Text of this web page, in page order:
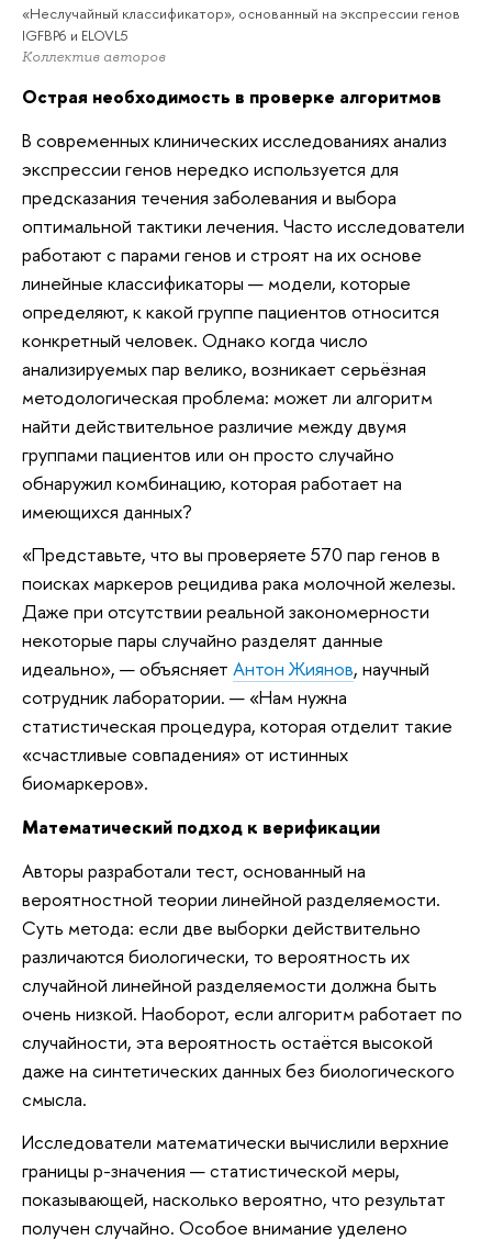
«Неслучайный классификатор», основанный на экспрессии генов
IGFBP6 и ELOVL5
Коллектив авторов
Острая необходимость в проверке алгоритмов
В современных клинических исследованиях анализ
экспрессии генов нередко используется для
предсказания течения заболевания и выбора
оптимальной тактики лечения. Часто исследователи
работают с парами генов и строят на их основе
линейные классификаторы — модели, которые
определяют, к какой группе пациентов относится
конкретный человек. Однако когда число
анализируемых пар велико, возникает серьёзная
методологическая проблема: может ли алгоритм
найти действительное различие между двумя
группами пациентов или он просто случайно
обнаружил комбинацию, которая работает на
имеющихся данных?
«Представьте, что вы проверяете 570 пар генов в
поисках маркеров рецидива рака молочной железы.
Даже при отсутствии реальной закономерности
некоторые пары случайно разделят данные
идеально», — объясняет Антон Жиянов, научный
сотрудник лаборатории. — «Нам нужна
статистическая процедура, которая отделит такие
«счастливые совпадения» от истинных
биомаркеров».
Математический подход к верификации
Авторы разработали тест, основанный на
вероятностной теории линейной разделяемости.
Суть метода: если две выборки действительно
различаются биологически, то вероятность их
случайной линейной разделяемости должна быть
очень низкой. Наоборот, если алгоритм работает по
случайности, эта вероятность остаётся высокой
даже на синтетических данных без биологического
смысла.
Исследователи математически вычислили верхние
границы p-значения — статистической меры,
показывающей, насколько вероятно, что результат
получен случайно. Особое внимание уделено